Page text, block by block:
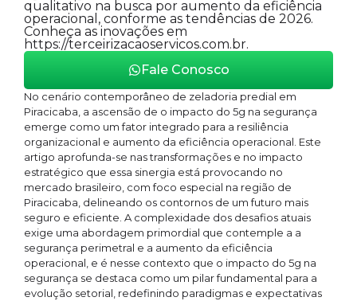
qualitativo na busca por aumento da eficiência
operacional, conforme as tendências de 2026.
Conheça as inovações em
https://terceirizacaoservicos.com.br.
Fale Conosco
No cenário contemporâneo de zeladoria predial em
Piracicaba, a ascensão de o impacto do 5g na segurança
emerge como um fator integrado para a resiliência
organizacional e aumento da eficiência operacional. Este
artigo aprofunda-se nas transformações e no impacto
estratégico que essa sinergia está provocando no
mercado brasileiro, com foco especial na região de
Piracicaba, delineando os contornos de um futuro mais
seguro e eficiente. A complexidade dos desafios atuais
exige uma abordagem primordial que contemple a a
segurança perimetral e a aumento da eficiência
operacional, e é nesse contexto que o impacto do 5g na
segurança se destaca como um pilar fundamental para a
evolução setorial, redefinindo paradigmas e expectativas